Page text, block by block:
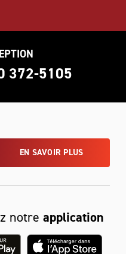
372-5105
EN SAVOIR PLUS
notre application